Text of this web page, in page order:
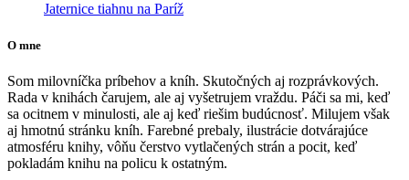
Jaternice tiahnu na Paríž
O mne
Som milovníčka príbehov a kníh. Skutočných aj rozprávkových.
Rada v knihách čarujem, ale aj vyšetrujem vraždu. Páči sa mi, keď
sa ocitnem v minulosti, ale aj keď riešim budúcnosť. Milujem však
aj hmotnú stránku kníh. Farebné prebaly, ilustrácie dotvárajúce
atmosféru knihy, vôňu čerstvo vytlačených strán a pocit, keď
pokladám knihu na policu k ostatným.